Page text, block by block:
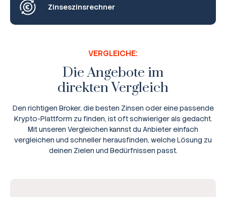
Zinseszinsrechner
VERGLEICHE:
Die Angebote im
direkten Vergleich
Den richtigen Broker, die besten Zinsen oder eine passende
Krypto-Plattform zu finden, ist oft schwieriger als gedacht.
Mit unseren Vergleichen kannst du Anbieter einfach
vergleichen und schneller herausfinden, welche Lösung zu
deinen Zielen und Bedürfnissen passt.